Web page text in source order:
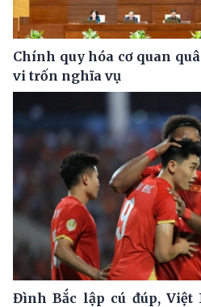
Chính quy hóa cơ quan
vi trốn nghĩa vụ
Đình Bắc lập cú đúp, Việt